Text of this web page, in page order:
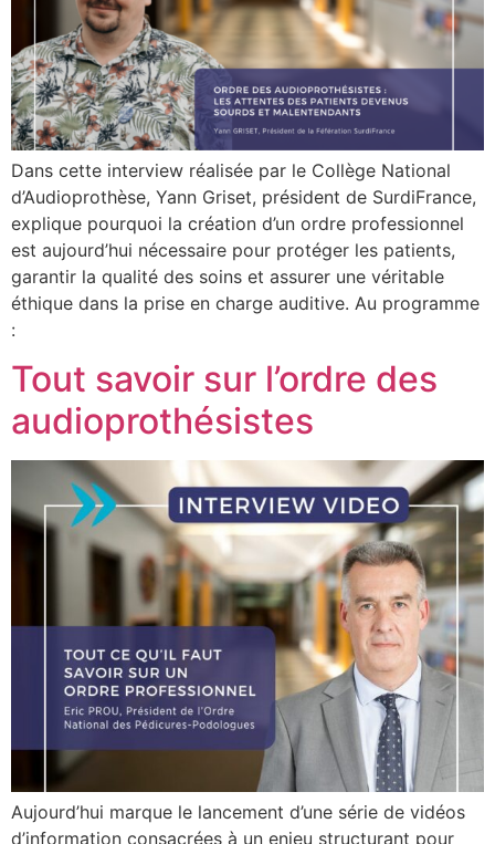
Dans cette interview réalisée par le Collège National
d’Audioprothèse, Yann Griset, président de SurdiFrance,
explique pourquoi la création d’un ordre professionnel
est aujourd’hui nécessaire pour protéger les patients,
garantir la qualité des soins et assurer une véritable
éthique dans la prise en charge auditive. Au programme
:
Tout savoir sur l’ordre des
audioprothésistes
Aujourd’hui marque le lancement d’une série de vidéos
d’information consacrées à un enjeu structurant pour